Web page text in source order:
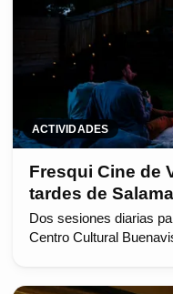
ACTIVIDADES
Fresqui Cine de
tardes de
Dos sesiones diarias
Centro Cultural